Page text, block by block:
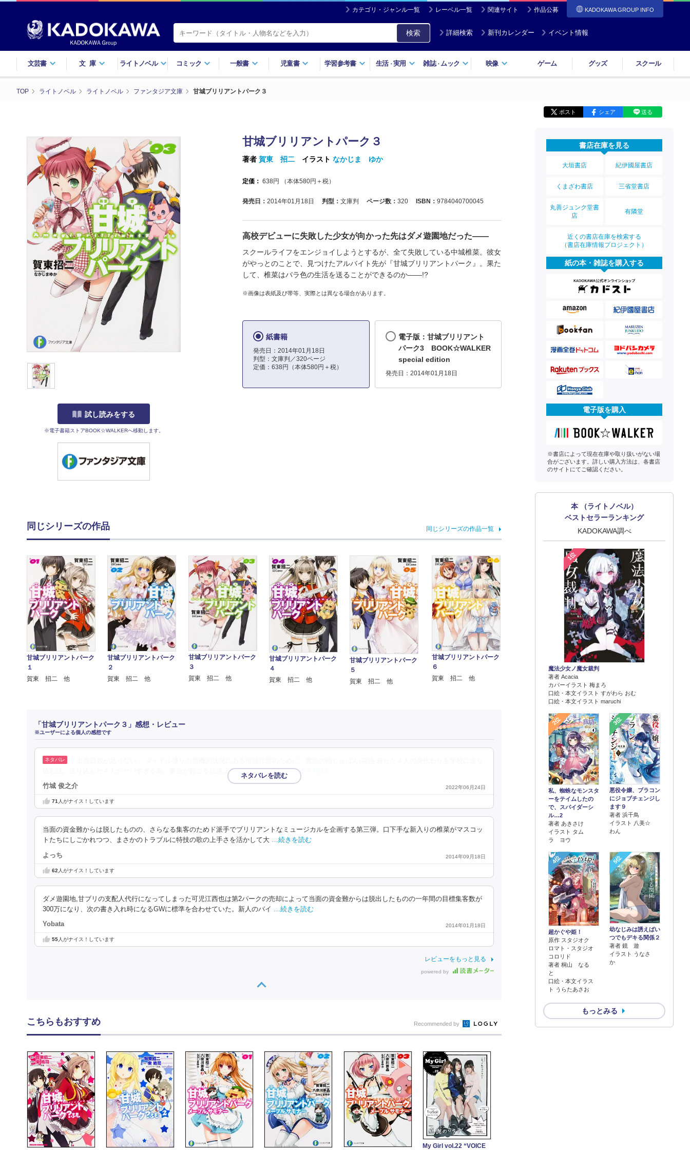
カテゴリ・ジャンル一覧 レーベル一覧 関連サイト 作品公募 KADOKAWA GROUP INFO
検索 詳細検索 新刊カレンダー イベント情報
文芸書 文庫 ライトノベル コミック 一般書 児童書 学習参考書 生活・実用 雑誌・ ムック 映像 ゲーム グッズ スクール
TOP ライトノベル ライトノベル ファンタジア文庫 甘城ブリリアントパーク３
ポスト シェア 送る
試し読みをする
※電子書籍ストアBOOK☆WALKERへ移動します。
甘城ブリリアントパーク３
著者 賀東 招二 イラスト なかじま ゆか
定価： 638円 （本体580円＋税）
発売日： 2014年01月18日 判型： 文庫判 ページ数： 320 ISBN： 9784040700045
高校デビューに失敗した少女が向かった先はダメ遊園地だった――
スクールライフをエンジョイしようとするが、全て失敗している中城椎菜。彼女
がやっとのことで、見つけたアルバイト先が『甘城ブリリアントパーク』。果た
して、椎菜はバラ色の生活を送ることができるのか――!?
※画像は表紙及び帯等、実際とは異なる場合があります。
紙書籍
発売日：2014年01月18日
判型：文庫判／320ページ
定価：638円（本体580円＋税）
電子版：甘城ブリリアント
パーク3 BOOK☆WALKER
special edition
発売日：2014年01月18日
同じシリーズの作品 同じシリーズの作品一覧
甘城ブリリアントパーク
１
賀東 招二 他
甘城ブリリアントパーク
２
賀東 招二 他
甘城ブリリアントパーク
３
賀東 招二 他
甘城ブリリアントパーク
４
賀東 招二 他
甘城ブリリアントパーク
５
賀東 招二 他
甘城ブリリアントパーク
６
賀東 招二 他
「甘城ブリリアントパーク３」感想・レビュー
※ユーザーによる個人の感想です
込む話。送り込んだ４人がヤバすぎる為、事故が起こるに決まっていますが、よく …続きを読む
竹城 俊之介 2022年06月24日
71 人がナイス！しています
当面の資金難からは脱したものの、さらなる集客のためド派手でブリリアントなミュージカルを企画する第三弾。口下手な新入りの椎菜がマスコッ
トたちにしごかれつつ、まさかのトラブルに特技の歌の上手さを活かして大 …続きを読む
よっち 2014年09月18日
62 人がナイス！しています
ダメ遊園地,甘ブリの支配人代行になってしまった可児江西也は第2パークの売却によって当面の資金難からは脱出したものの一年間の目標集客数が
300万になり、次の書き入れ時になるGWに標準を合わせていた。新人のバイ
…続きを読む
Yobata 2014年01月18日
55人がナイス！しています
レビューをもっと見る
powered by
書店在庫を見る
大垣書店 紀伊國屋書店
くまざわ書店 三省堂書店
丸善ジュンク堂書
店
有隣堂
近くの書店在庫を検索する
（書店在庫情報プロジェクト）
紙の本・雑誌を購入する
電子版を購入
※書店によって現在在庫や取り扱いがない場
合がございます。詳しい購入方法は、各書店
のサイトにてご確認ください。
本 （ライトノベル）
ベストセラーランキング
KADOKAWA調べ
1位
魔法少女ノ魔女裁判
著者 Acacia
カバーイラスト 梅まろ
口絵・本文イラスト すがわら おむ
口絵・本文イラスト maruchi
2位
私、蜘蛛なモンスタ
ーをテイムしたの
で、スパイダーシ
ル…2
著者 あきさけ
イラスト タム
ラ ヨウ
3位
悪役令嬢、ブラコン
にジョブチェンジし
ます９
著者 浜千鳥
イラスト 八美☆
わん
4位
超かぐや姫！
原作 スタジオク
ロマト・スタジオ
コロリド
著者 桐山 なる
と
口絵・本文イラス
ト うらたあさお
5位
幼なじみは誘えばい
つでもデキる関係２
著者 鏡 遊
イラスト うなさ
か
もっとみる
こちらもおすすめ Recommended by
My Girl vol.22 “VOICE